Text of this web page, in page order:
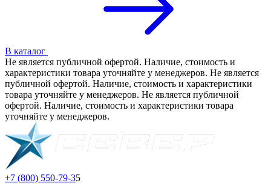
В каталог
Не является публичной офертой. Наличие, стоимость и
характеристики товара уточняйте у менеджеров. Не является
публичной офертой. Наличие, стоимость и характеристики
товара уточняйте у менеджеров. Не является публичной
офертой. Наличие, стоимость и характеристики товара
уточняйте у менеджеров.
+7 (800) 550-79-35